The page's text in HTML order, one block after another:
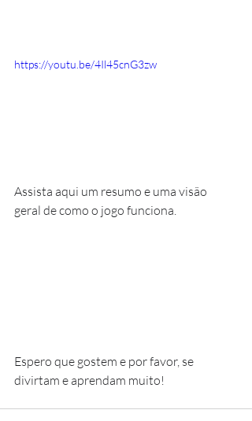
https://youtu.be/4Il45cnG3zw
Assista aqui um resumo e uma visão
geral de como o jogo funciona.
Espero que gostem e por favor, se
divirtam e aprendam muito!